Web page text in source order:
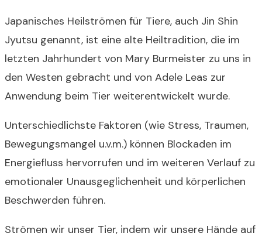
Japanisches Heilströmen für Tiere, auch Jin Shin
Jyutsu genannt, ist eine alte Heiltradition, die im
letzten Jahrhundert von Mary Burmeister zu uns in
den Westen gebracht und von Adele Leas zur
Anwendung beim Tier weiterentwickelt wurde.
Unterschiedlichste Faktoren (wie Stress, Traumen,
Bewegungsmangel u.v.m.) können Blockaden im
Energiefluss hervorrufen und im weiteren Verlauf zu
emotionaler Unausgeglichenheit und körperlichen
Beschwerden führen.
Strömen wir unser Tier, indem wir unsere Hände auf